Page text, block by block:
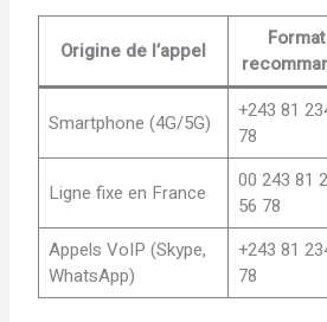
Origine de l’appel
Format
Smartphone (4G/5G)
+243 81
78
Ligne fixe en France
00 243 81
56 78
Appels VoIP (Skype,
WhatsApp)
+243 81
78